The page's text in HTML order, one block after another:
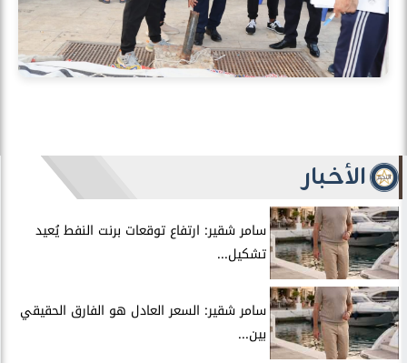
الأخبار
سامر شقير: ارتفاع توقعات برنت النفط يُعيد
تشكيل...
سامر شقير: السعر العادل هو الفارق الحقيقي
بين...